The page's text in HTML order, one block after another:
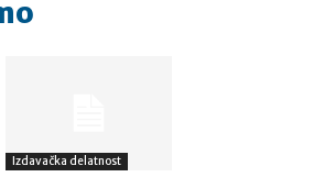
Izdavačka delatnost